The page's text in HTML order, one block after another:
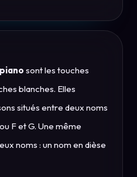
sont les touches
blanches. Elles
situés entre deux noms
F et G. Une même
noms : un nom en dièse